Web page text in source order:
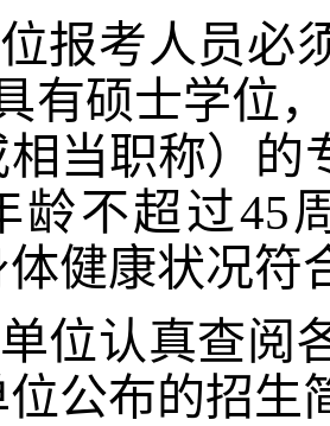
报考人员必
有硕士学位
当职称）的
龄不超过45
健康状况符
位认真查阅
公布的招生